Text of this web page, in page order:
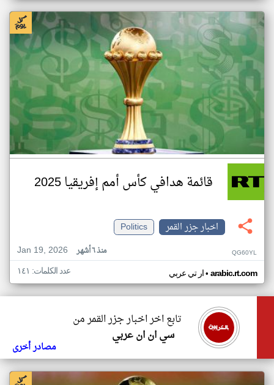
قائمة هدافي كأس أمم إفريقيا 2025
اخبار جزر القمر
Politics
Jan 19, 2026
منذ ٦ أشهر QG60YL
ار تي عربي• arabic.rt.com عدد الكلمات: ١٤١
تابع اخر اخبار جزر القمر من
سي ان ان عربي
مصادر أخرى